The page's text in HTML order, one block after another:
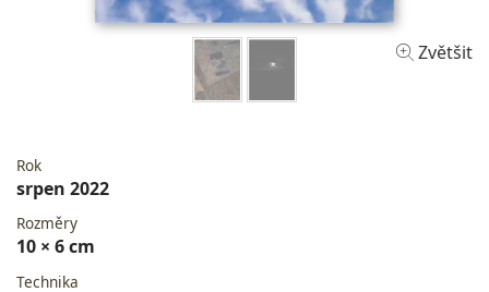
Zvětšit
Rok
srpen 2022
Rozměry
10 × 6 cm
Technika